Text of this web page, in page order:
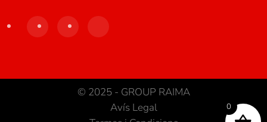
© 2025 - GROUP RAIMA
Avís Legal
0